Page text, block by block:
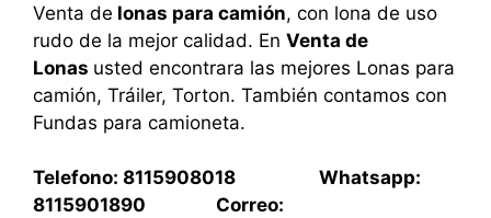
Venta de lonas para camión, con lona de uso
rudo de la mejor calidad. En Venta de
Lonas usted encontrara las mejores Lonas para
camión, Tráiler, Torton. También contamos con
Fundas para camioneta.
Telefono: 8115908018 Whatsapp:
8115901890 Correo: